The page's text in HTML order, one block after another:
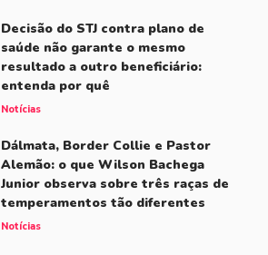
Decisão do STJ contra plano de
saúde não garante o mesmo
resultado a outro beneficiário:
entenda por quê
Notícias
Dálmata, Border Collie e Pastor
Alemão: o que Wilson Bachega
Junior observa sobre três raças de
temperamentos tão diferentes
Notícias